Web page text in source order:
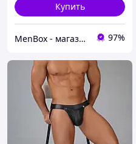
Купить
MenBox - магазин чоловічого одягу, білизни та аксесуарів 97%